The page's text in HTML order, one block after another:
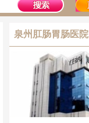
泉州肛肠胃肠医院